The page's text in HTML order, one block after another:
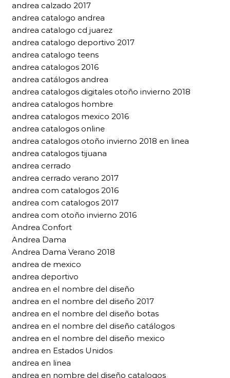
andrea calzado 2017
andrea catalogo andrea
andrea catalogo cd juarez
andrea catalogo deportivo 2017
andrea catalogo teens
andrea catalogos 2016
andrea catálogos andrea
andrea catalogos digitales otoño invierno 2018
andrea catalogos hombre
andrea catalogos mexico 2016
andrea catalogos online
andrea catalogos otoño invierno 2018 en linea
andrea catalogos tijuana
andrea cerrado
andrea cerrado verano 2017
andrea com catalogos 2016
andrea com catalogos 2017
andrea com otoño invierno 2016
Andrea Confort
Andrea Dama
Andrea Dama Verano 2018
andrea de mexico
andrea deportivo
andrea en el nombre del diseño
andrea en el nombre del diseño 2017
andrea en el nombre del diseño botas
andrea en el nombre del diseño catálogos
andrea en el nombre del diseño mexico
andrea en Estados Unidos
andrea en linea
andrea en nombre del diseño catalogos